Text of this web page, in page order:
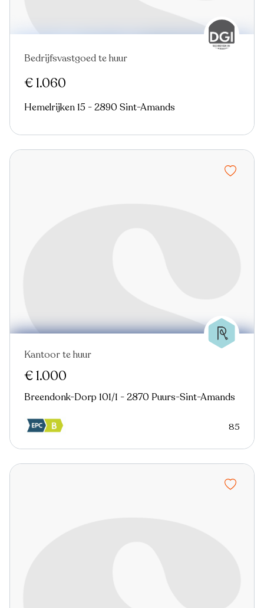
Bedrijfsvastgoed te huur
€ 1.060
Hemelrijken 15 - 2890 Sint-Amands
Kantoor te huur
€ 1.000
Breendonk-Dorp 101/1 - 2870 Puurs-Sint-Amands
85